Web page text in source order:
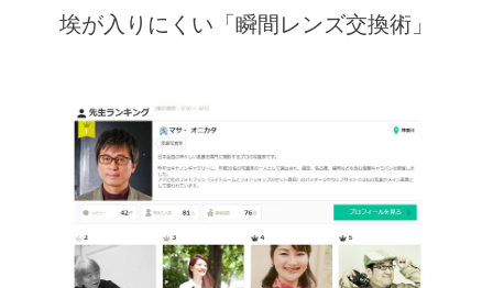
埃が入りにくい「瞬間レンズ交換術」